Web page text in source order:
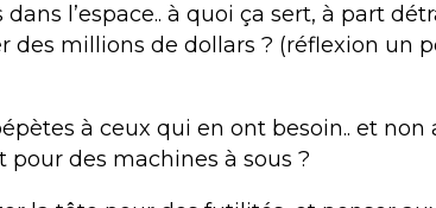
l’espace.. à quoi ça sert, à part
des millions de dollars ? (réflexion un
à ceux qui en ont besoin.. et non
des machines à sous ?